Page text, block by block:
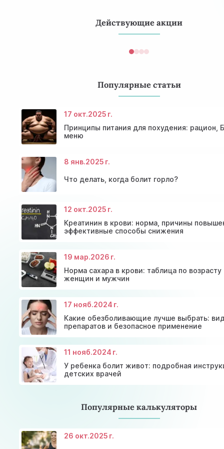
Действующие акции
Скидки и акции на массаж в Киеве
Консультация эндокринолога и диагностика
щитовидной железы
Диагностика щитовидной железы
Акция: 20% скидки на консультации врачей!
Популярные статьи
17 окт.2025 г.
Принципы питания для похудения: рацион,
меню
8 янв.2025 г.
Что делать, когда болит горло?
12 окт.2025 г.
Креатинин в крови: норма, причины
эффективные способы снижения
19 мар.2026 г.
Норма сахара в крови: таблица по возрасту
женщин и мужчин
17 нояб.2024 г.
Какие обезболивающие лучше выбрать:
препаратов и безопасное применение
11 нояб.2024 г.
У ребенка болит живот: подробная
детских врачей
Популярные калькуляторы
26 окт.2025 г.